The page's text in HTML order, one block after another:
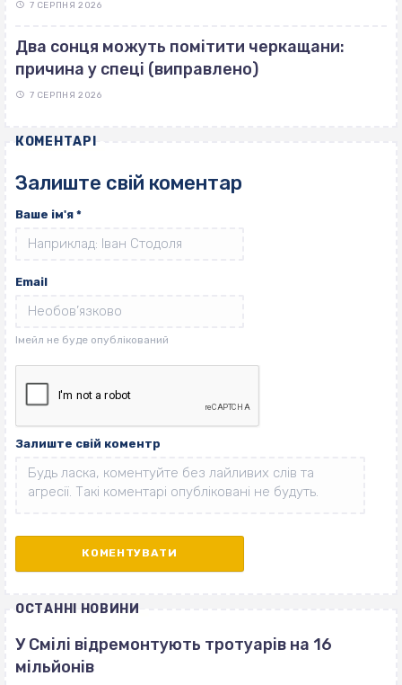
7 СЕРПНЯ 2026
Два сонця можуть помітити черкащани:
причина у спеці (виправлено)
7 СЕРПНЯ 2026
КОМЕНТАРІ
Залиште свій коментар
Ваше ім'я *
Email
Залиште свій коментр
ОСТАННІ НОВИНИ
У Смілі відремонтують тротуарів на 16
мільйонів